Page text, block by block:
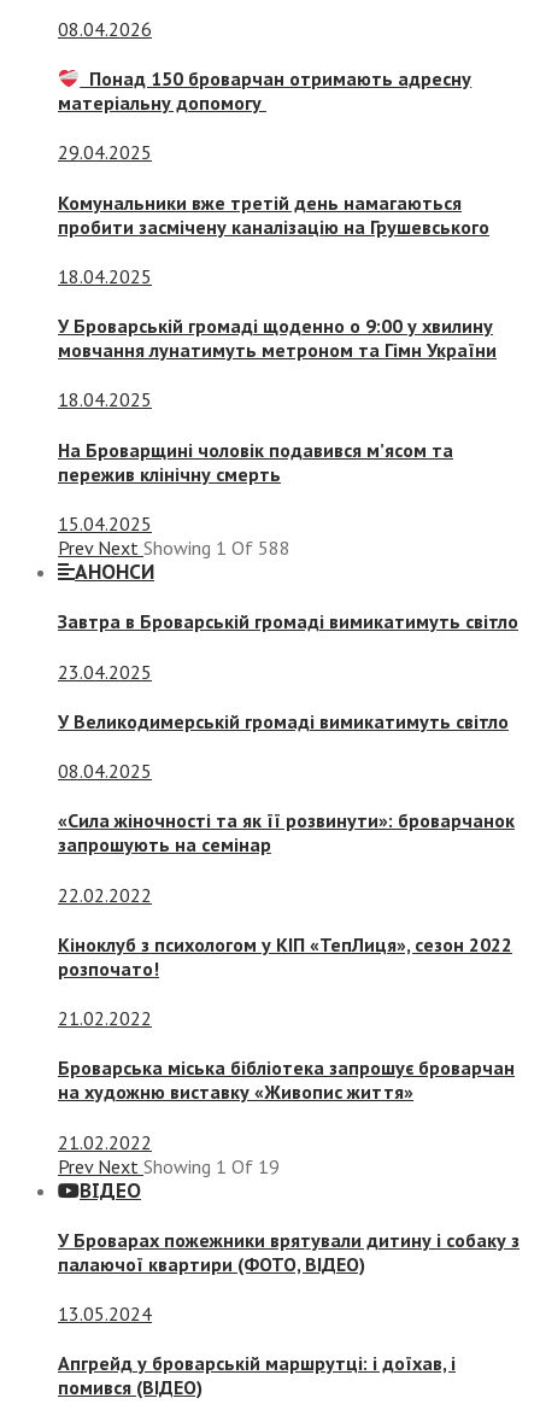
08.04.2026
Понад 150 броварчан отримають адресну
матеріальну допомогу
29.04.2025
Комунальники вже третій день намагаються
пробити засмічену каналізацію на Грушевського
18.04.2025
У Броварській громаді щоденно о 9:00 у хвилину
мовчання лунатимуть метроном та Гімн України
18.04.2025
На Броварщині чоловік подавився м’ясом та
пережив клінічну смерть
15.04.2025
Prev Next Showing 1 Of 588
АНОНСИ
Завтра в Броварській громаді вимикатимуть світло
23.04.2025
У Великодимерській громаді вимикатимуть світло
08.04.2025
«Сила жіночності та як її розвинути»: броварчанок
запрошують на семінар
22.02.2022
Кіноклуб з психологом у КІП «ТепЛиця», сезон 2022
розпочато!
21.02.2022
Броварська міська бібліотека запрошує броварчан
на художню виставку «Живопис життя»
21.02.2022
Prev Next Showing 1 Of 19
ВІДЕО
У Броварах пожежники врятували дитину і собаку з
палаючої квартири (ФОТО, ВІДЕО)
13.05.2024
Апгрейд у броварській маршрутці: і доїхав, і
помився (ВІДЕО)